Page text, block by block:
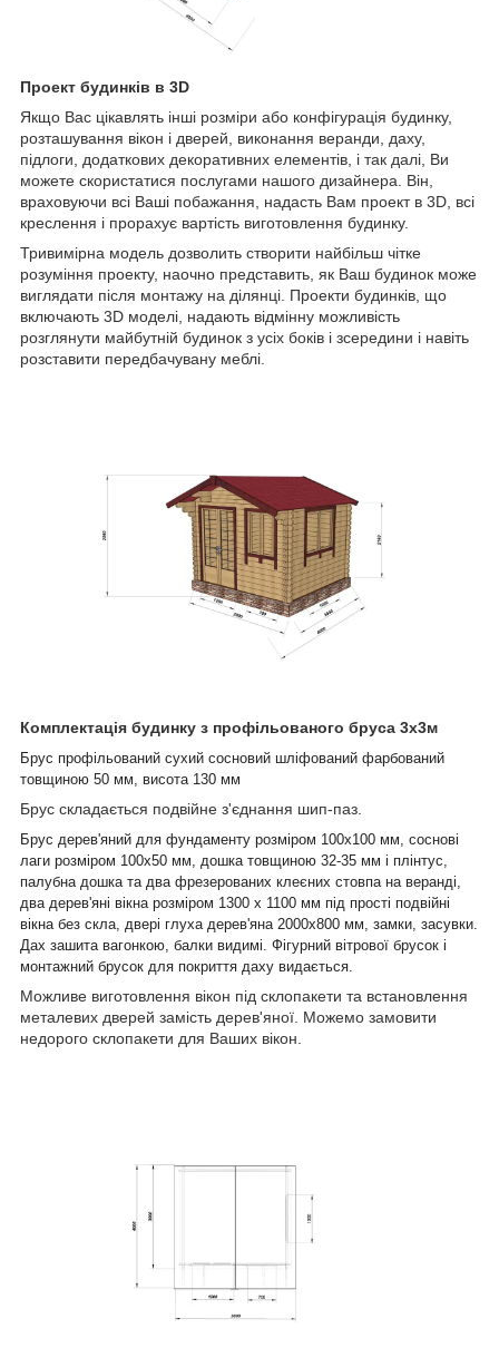
Проект будинків в 3D
Якщо Вас цікавлять інші розміри або конфігурація будинку,
розташування вікон і дверей, виконання веранди, даху,
підлоги, додаткових декоративних елементів, і так далі, Ви
можете скористатися послугами нашого дизайнера. Він,
враховуючи всі Ваші побажання, надасть Вам проект в 3D, всі
креслення і прорахує вартість виготовлення будинку.
Тривимірна модель дозволить створити найбільш чітке
розуміння проекту, наочно представить, як Ваш будинок може
виглядати після монтажу на ділянці. Проекти будинків, що
включають 3D моделі, надають відмінну можливість
розглянути майбутній будинок з усіх боків і зсередини і навіть
розставити передбачувану меблі.
Комплектація будинку з профільованого бруса 3х3м
Брус профільований сухий сосновий шліфований фарбований
товщиною 50 мм, висота 130 мм
Брус складається подвійне з'єднання шип-паз.
Брус дерев'яний для фундаменту розміром 100х100 мм, соснові
лаги розміром 100х50 мм, дошка товщиною 32-35 мм і плінтус,
палубна дошка та два фрезерованих клеєних стовпа на веранді,
два дерев'яні вікна розміром 1300 х 1100 мм під прості подвійні
вікна без скла, двері глуха дерев'яна 2000х800 мм, замки, засувки.
Дах зашита вагонкою, балки видимі. Фігурний вітрової брусок і
монтажний брусок для покриття даху видається.
Можливе виготовлення вікон під склопакети та встановлення
металевих дверей замість дерев'яної. Можемо замовити
недорого склопакети для Ваших вікон.